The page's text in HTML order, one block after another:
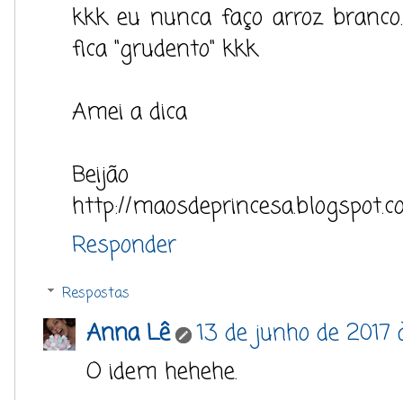
kkk eu nunca faço arroz
fica "grudento" kkk
Amei a dica
Beijão
http://
Responder
Respostas
Anna Lê
13 de junho de 2017
O idem hehehe.